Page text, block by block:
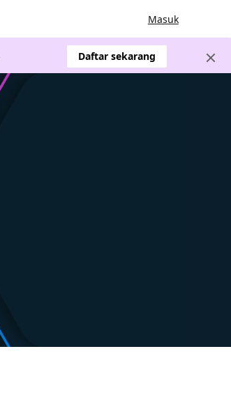
Masuk
Daftar sekarang